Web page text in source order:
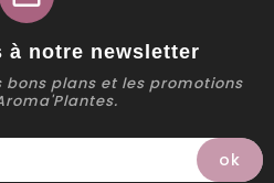
à notre newsletter
bons plans et les promotions